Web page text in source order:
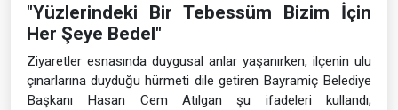
"Yüzlerindeki Bir Tebessüm Bizim İçin
Her Şeye Bedel"
Ziyaretler esnasında duygusal anlar yaşanırken, ilçenin ulu
çınarlarına duyduğu hürmeti dile getiren Bayramiç Belediye
Başkanı Hasan Cem Atılgan şu ifadeleri kullandı;